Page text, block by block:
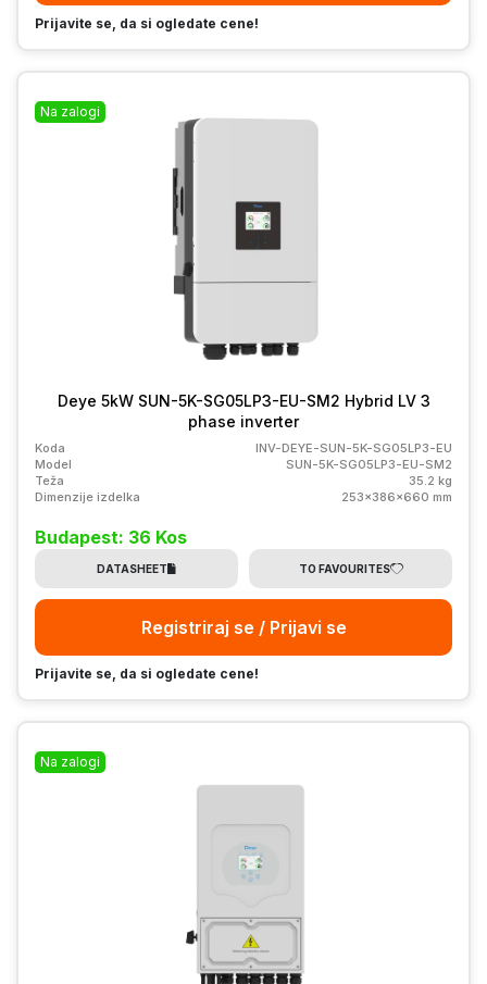
Prijavite se, da si ogledate cene!
Na zalogi
Deye 5kW SUN-5K-SG05LP3-EU-SM2 Hybrid LV 3
phase inverter
Koda
INV-DEYE-SUN-5K-SG05LP3-EU
Model
SUN-5K-SG05LP3-EU-SM2
Teža
35.2 kg
Dimenzije izdelka
253x386x660 mm
Budapest: 36 Kos
DATASHEET TO FAVOURITES
Registriraj se / Prijavi se
Prijavite se, da si ogledate cene!
Na zalogi